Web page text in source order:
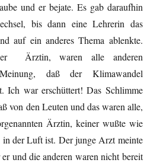
und er bejate. Es gab daraufhin
bis dann eine Lehrerin das
auf ein anderes Thema ablenkte.
Ärztin, waren alle anderen
daß der Klimawandel
Ich war erschüttert! Das Schlimme
von den Leuten und das waren alle,
Ärztin, keiner wußte wie
der Luft ist. Der junge Arzt meinte
und die anderen waren nicht bereit